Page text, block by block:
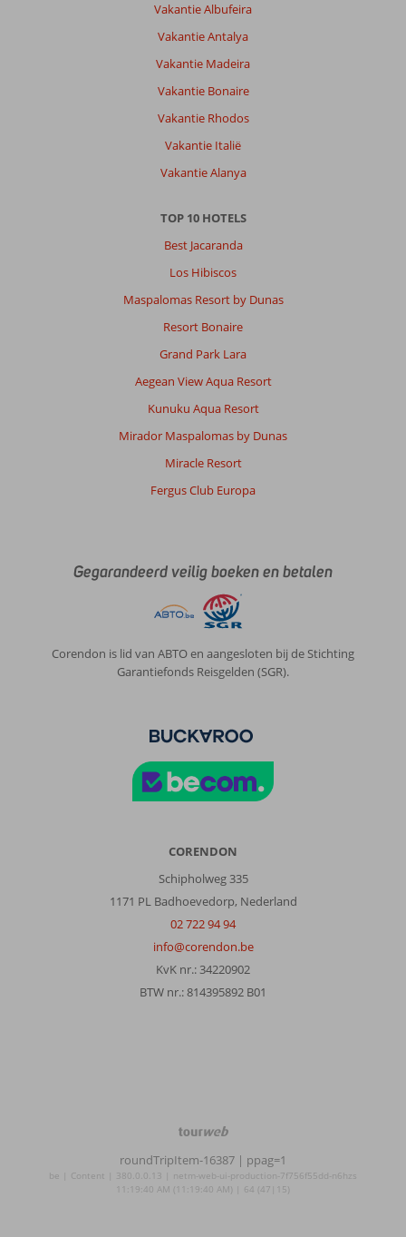
Vakantie Albufeira
Vakantie Antalya
Vakantie Madeira
Vakantie Bonaire
Vakantie Rhodos
Vakantie Italië
Vakantie Alanya
TOP 10 HOTELS
Best Jacaranda
Los Hibiscos
Maspalomas Resort by Dunas
Resort Bonaire
Grand Park Lara
Aegean View Aqua Resort
Kunuku Aqua Resort
Mirador Maspalomas by Dunas
Miracle Resort
Fergus Club Europa
Gegarandeerd veilig boeken en betalen
Corendon is lid van ABTO en aangesloten bij de Stichting
Garantiefonds Reisgelden (SGR).
CORENDON
Schipholweg 335
1171 PL Badhoevedorp, Nederland
02 722 94 94
info@corendon.be
KvK nr.: 34220902
BTW nr.: 814395892 B01
TourWeb
©
NetMatch
roundTripItem-16387 | ppag=1
be | Content | 380.0.0.13 | netm-web-ui-production-7f756f55dd-n6hzs
11:19:40 AM (11:19:40 AM) | 64 (47|15)